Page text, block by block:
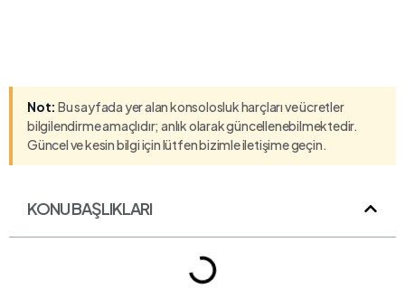
Not: Bu sayfada yer alan konsolosluk harçları ve ücretler
bilgilendirme amaçlıdır; anlık olarak güncellenebilmektedir.
Güncel ve kesin bilgi için lütfen bizimle iletişime geçin.
KONU BAŞLIKLARI